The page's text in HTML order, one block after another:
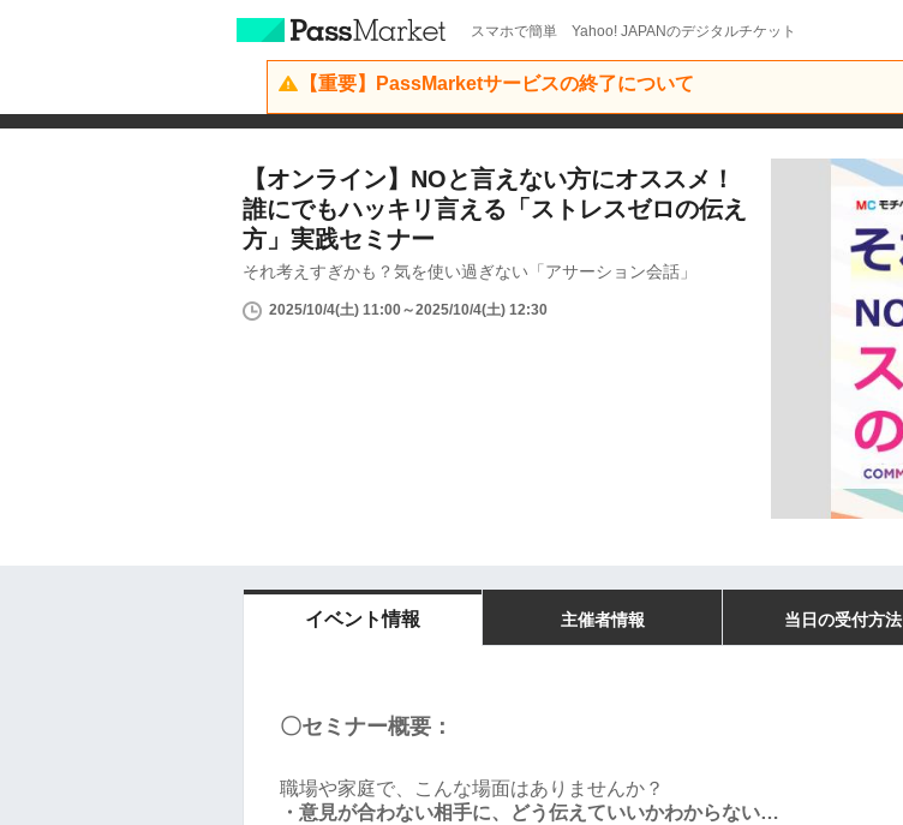
スマホで簡単 Yahoo! JAPANのデジタルチケット
【重要】PassMarketサービスの終了について
【オンライン】NOと言えない方にオススメ！
誰にでもハッキリ言える「ストレスゼロの伝え
方」実践セミナー
それ考えすぎかも？気を使い過ぎない「アサーション会話」
2025/10/4(土) 11:00～2025/10/4(土) 12:30
イベント情報 主催者情報 当日の受付方法
〇セミナー概要：
職場や家庭で、こんな場面はありませんか？
・意見が合わない相手に、どう伝えていいかわからない…